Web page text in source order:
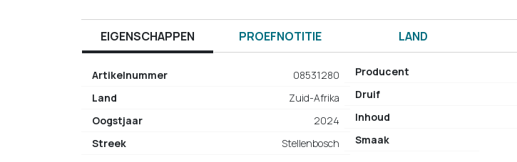
EIGENSCHAPPEN PROEFNOTITIE LAND
Artikelnummer
08531280
Land
Zuid-Afrika
Oogstjaar
2024
Streek
Stellenbosch
Producent
Druif
Inhoud
Smaak